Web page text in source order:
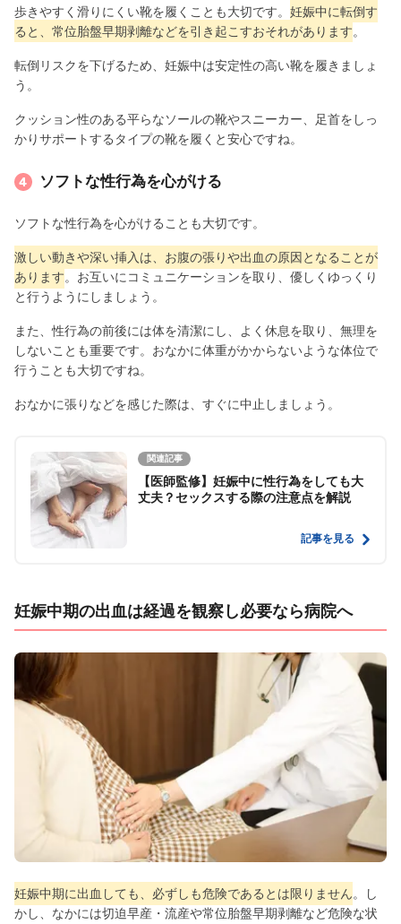
歩きやすく滑りにくい靴を履くことも大切です。 妊娠中に転倒す
ると、常位胎盤早期剥離などを引き起こすおそれがあります。
転倒リスクを下げるため、妊娠中は安定性の高い靴を履きましょ
う。
クッション性のある平らなソールの靴やスニーカー、足首をしっ
かりサポートするタイプの靴を履くと安心ですね。
ソフトな性行為を心がける
ソフトな性行為を心がけることも大切です。
激しい動きや深い挿入は、お腹の張りや出血の原因となることが
あります。お互いにコミュニケーションを取り、優しくゆっくり
と行うようにしましょう。
また、性行為の前後には体を清潔にし、よく休息を取り、無理を
しないことも重要です。おなかに体重がかからないような体位で
行うことも大切ですね。
おなかに張りなどを感じた際は、すぐに中止しましょう。
関連記事
【医師監修】妊娠中に性行為をしても大
丈夫？セックスする際の注意点を解説
記事を見る
妊娠中期の出血は経過を観察し必要なら病院へ
妊娠中期に出血しても、必ずしも危険であるとは限りません。し
かし、なかには切迫早産・流産や常位胎盤早期剥離など危険な状